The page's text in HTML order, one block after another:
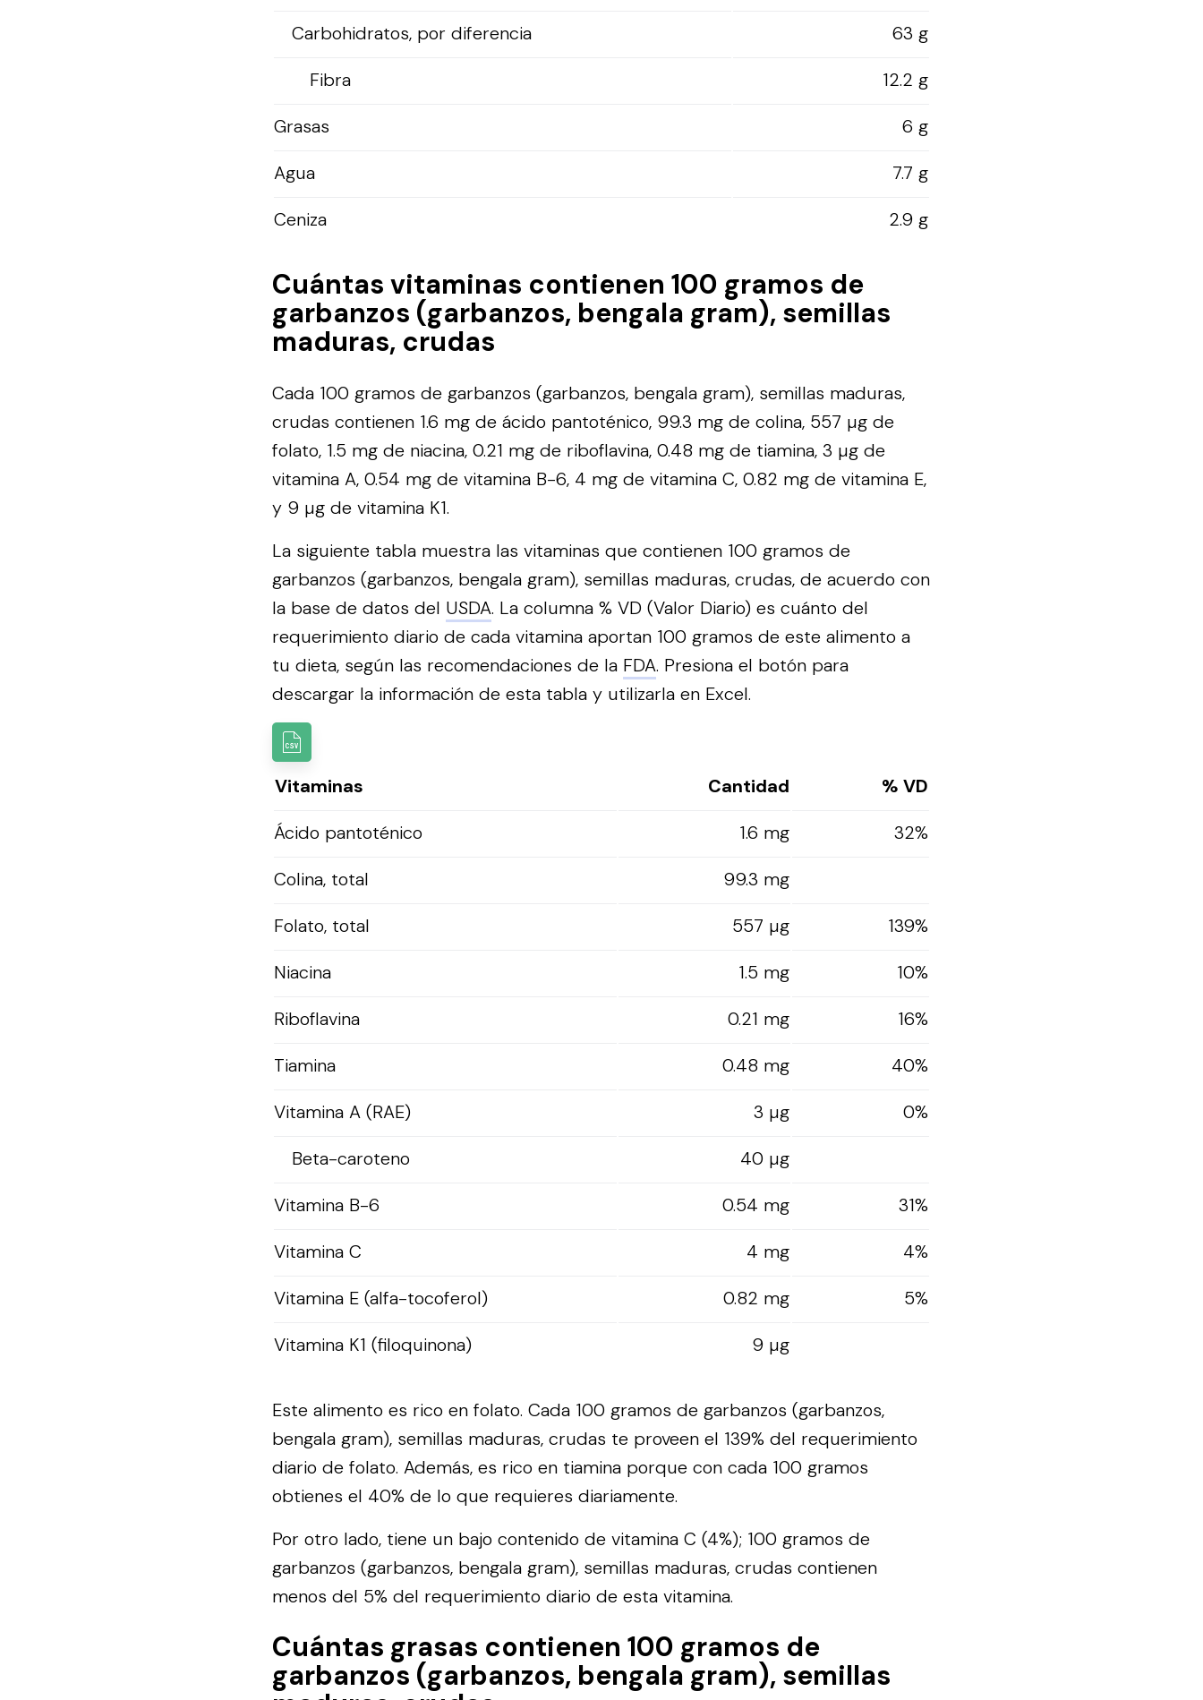
Carbohidratos, por diferencia
63 g
Fibra
12.2 g
Grasas
6 g
Agua
7.7 g
Ceniza
2.9 g
Cuántas vitaminas contienen 100 gramos de
garbanzos (garbanzos, bengala gram), semillas
maduras, crudas
Cada 100 gramos de garbanzos (garbanzos, bengala gram), semillas maduras,
crudas contienen 1.6 mg de ácido pantoténico, 99.3 mg de colina, 557 µg de
folato, 1.5 mg de niacina, 0.21 mg de riboflavina, 0.48 mg de tiamina, 3 µg de
vitamina A, 0.54 mg de vitamina B-6, 4 mg de vitamina C, 0.82 mg de vitamina E,
y 9 µg de vitamina K1.
La siguiente tabla muestra las vitaminas que contienen 100 gramos de
garbanzos (garbanzos, bengala gram), semillas maduras, crudas, de acuerdo con
la base de datos del USDA. La columna % VD (Valor Diario) es cuánto del
requerimiento diario de cada vitamina aportan 100 gramos de este alimento a
tu dieta, según las recomendaciones de la FDA. Presiona el botón para
descargar la información de esta tabla y utilizarla en Excel.
Vitaminas Cantidad
% VD
Ácido pantoténico
1.6 mg
32%
Colina, total
99.3 mg
Folato, total
557 µg
139%
Niacina
1.5 mg
10%
Riboflavina
0.21 mg
16%
Tiamina
0.48 mg
40%
Vitamina A (RAE)
3 µg
0%
Beta-caroteno
40 µg
Vitamina B-6
0.54 mg
31%
Vitamina C
4 mg
4%
Vitamina E (alfa-tocoferol)
0.82 mg
5%
Vitamina K1 (filoquinona)
9 µg
Este alimento es rico en folato. Cada 100 gramos de garbanzos (garbanzos,
bengala gram), semillas maduras, crudas te proveen el 139% del requerimiento
diario de folato. Además, es rico en tiamina porque con cada 100 gramos
obtienes el 40% de lo que requieres diariamente.
Por otro lado, tiene un bajo contenido de vitamina C (4%); 100 gramos de
garbanzos (garbanzos, bengala gram), semillas maduras, crudas contienen
menos del 5% del requerimiento diario de esta vitamina.
Cuántas grasas contienen 100 gramos de
garbanzos (garbanzos, bengala gram), semillas